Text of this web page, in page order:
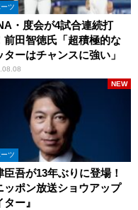
ツ
・度会が4試合連続打
前田智徳氏「超積極的な
ターはチャンスに強い」
ツ
臣吾が13年ぶりに登場！
ッポン放送ショウアップ
ー』
NEW